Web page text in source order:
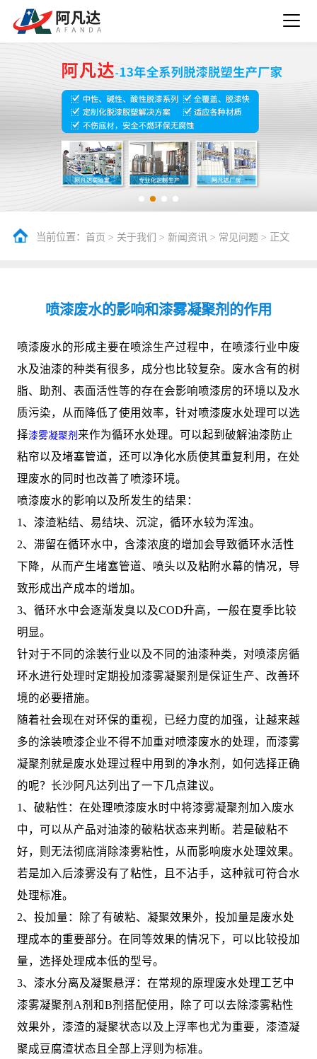
当前位置： 首页 > 关于我们 > 新闻资讯 > 常见问题> 正文
喷漆废水的影响和漆雾凝聚剂的作用
喷漆废水的形成主要在喷涂生产过程中，在喷漆行业中废
水及油漆的种类有很多，成分也比较复杂。废水含有的树
脂、助剂、表面活性等的存在会影响喷漆房的环境以及水
质污染，从而降低了使用效率，针对喷漆废水处理可以选
择漆雾凝聚剂 来作为循环水处理。可以起到破解油漆防止
粘帘以及堵塞管道，还可以净化水质使其重复利用，在处
理废水的同时也改善了喷漆环境。
喷漆废水的影响以及所发生的结果：
1、漆渣粘结、易结块、沉淀，循环水较为浑浊。
2、滞留在循环水中，含漆浓度的增加会导致循环水活性
下降，从而产生堵塞管道、喷头以及粘附水幕的情况，导
致形成出产成本的增加。
3、循环水中会逐渐发臭以及COD升高，一般在夏季比较
明显。
针对于不同的涂装行业以及不同的油漆种类，对喷漆房循
环水进行处理时定期投加漆雾凝聚剂是保证生产、改善环
境的必要措施。
随着社会现在对环保的重视，已经力度的加强，让越来越
多的涂装喷漆企业不得不加重对喷漆废水的处理，而漆雾
凝聚剂就是废水处理过程中用到的净水剂，如何选择正确
的呢？长沙阿凡达列出了一下几点建议。
1、破粘性：在处理喷漆废水时中将漆雾凝聚剂加入废水
中，可以从产品对油漆的破粘状态来判断。若是破粘不
好，则无法彻底消除漆雾粘性，从而影响废水处理效果。
若是加入后漆雾没有了粘性，且不沾手，这种就可符合水
处理标准。
2、投加量：除了有破粘、凝聚效果外，投加量是废水处
理成本的重要部分。在同等效果的情况下，可以比较投加
量，选择处理成本低的型号。
3、漆水分离及凝聚悬浮：在常规的原理废水处理工艺中
漆雾凝聚剂A剂和B剂搭配使用，除了可以去除漆雾粘性
效果外，漆渣的凝聚状态以及上浮率也尤为重要，漆渣凝
聚成豆腐渣状态且全部上浮则为标准。